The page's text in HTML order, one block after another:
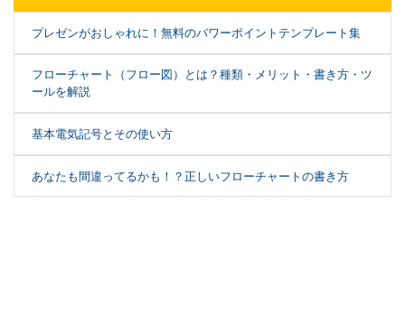
プレゼンがおしゃれに！無料のパワーポイントテンプレート集
フローチャート（フロー図）とは？種類・メリット・書き方・ツ
ールを解説
基本電気記号とその使い方
あなたも間違ってるかも！？正しいフローチャートの書き方